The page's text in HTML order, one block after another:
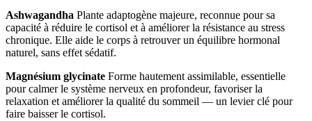
Ashwagandha Plante adaptogène majeure, reconnue pour sa
capacité à réduire le cortisol et à améliorer la résistance au stress
chronique. Elle aide le corps à retrouver un équilibre hormonal
naturel, sans effet sédatif.
Magnésium glycinate Forme hautement assimilable, essentielle
pour calmer le système nerveux en profondeur, favoriser la
relaxation et améliorer la qualité du sommeil — un levier clé pour
faire baisser le cortisol.